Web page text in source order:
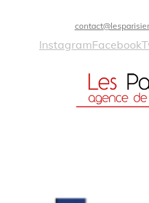
InstagramFacebook